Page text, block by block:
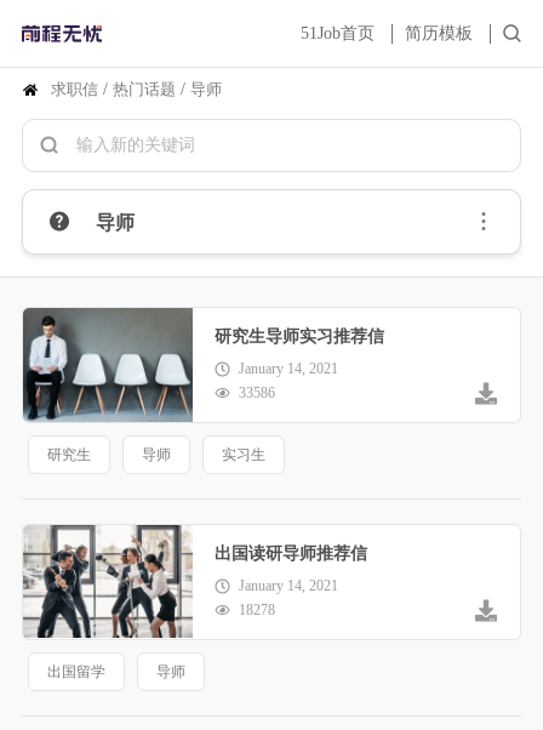
51Job首页 简历模板
求职信 / 热门话题 / 导师
导师
研究生导师实习推荐信
January 14, 2021
33586
研究生 导师 实习生
出国读研导师推荐信
January 14, 2021
18278
出国留学 导师